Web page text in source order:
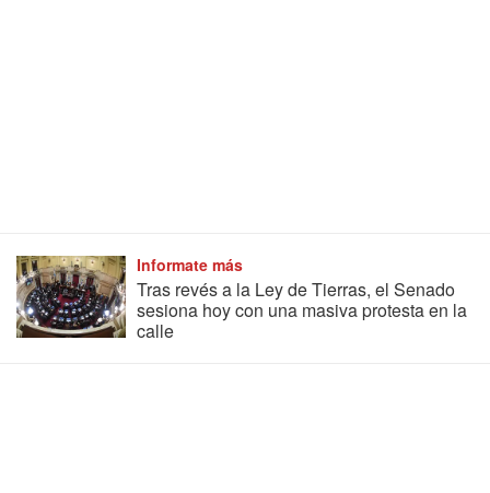
Informate más
Tras revés a la Ley de Tierras, el Senado
sesiona hoy con una masiva protesta en la
calle